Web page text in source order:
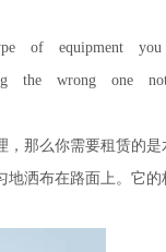
of equipment you
the wrong one
那么你需要租赁的
洒布在路面上。它的